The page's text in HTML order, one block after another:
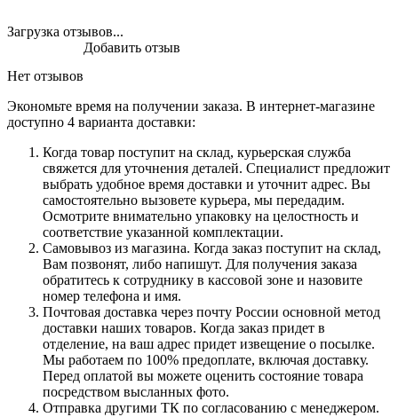
Загрузка отзывов...
Нет отзывов
Добавить отзыв
Экономьте время на получении заказа. В интернет-магазине
доступно 4 варианта доставки:
Когда товар поступит на склад, курьерская служба
свяжется для уточнения деталей. Специалист предложит
выбрать удобное время доставки и уточнит адрес. Вы
самостоятельно вызовете курьера, мы передадим.
Осмотрите внимательно упаковку на целостность и
соответствие указанной комплектации.
Самовывоз из магазина. Когда заказ поступит на склад,
Вам позвонят, либо напишут. Для получения заказа
обратитесь к сотруднику в кассовой зоне и назовите
номер телефона и имя.
Почтовая доставка через почту России основной метод
доставки наших товаров. Когда заказ придет в
отделение, на ваш адрес придет извещение о посылке.
Мы работаем по 100% предоплате, включая доставку.
Перед оплатой вы можете оценить состояние товара
посредством высланных фото.
Отправка другими ТК по согласованию с менеджером.